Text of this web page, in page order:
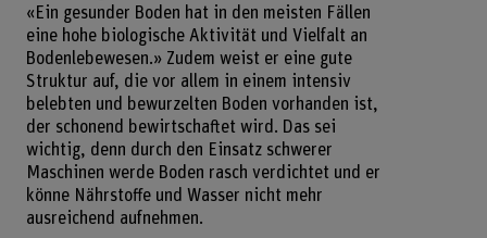
«Ein gesunder Boden hat in den meisten Fällen
eine hohe biologische Aktivität und Vielfalt an
Bodenlebewesen.» Zudem weist er eine gute
Struktur auf, die vor allem in einem intensiv
belebten und bewurzelten Boden vorhanden ist,
der schonend bewirtschaftet wird. Das sei
wichtig, denn durch den Einsatz schwerer
Maschinen werde Boden rasch verdichtet und er
könne Nährstoffe und Wasser nicht mehr
ausreichend aufnehmen.